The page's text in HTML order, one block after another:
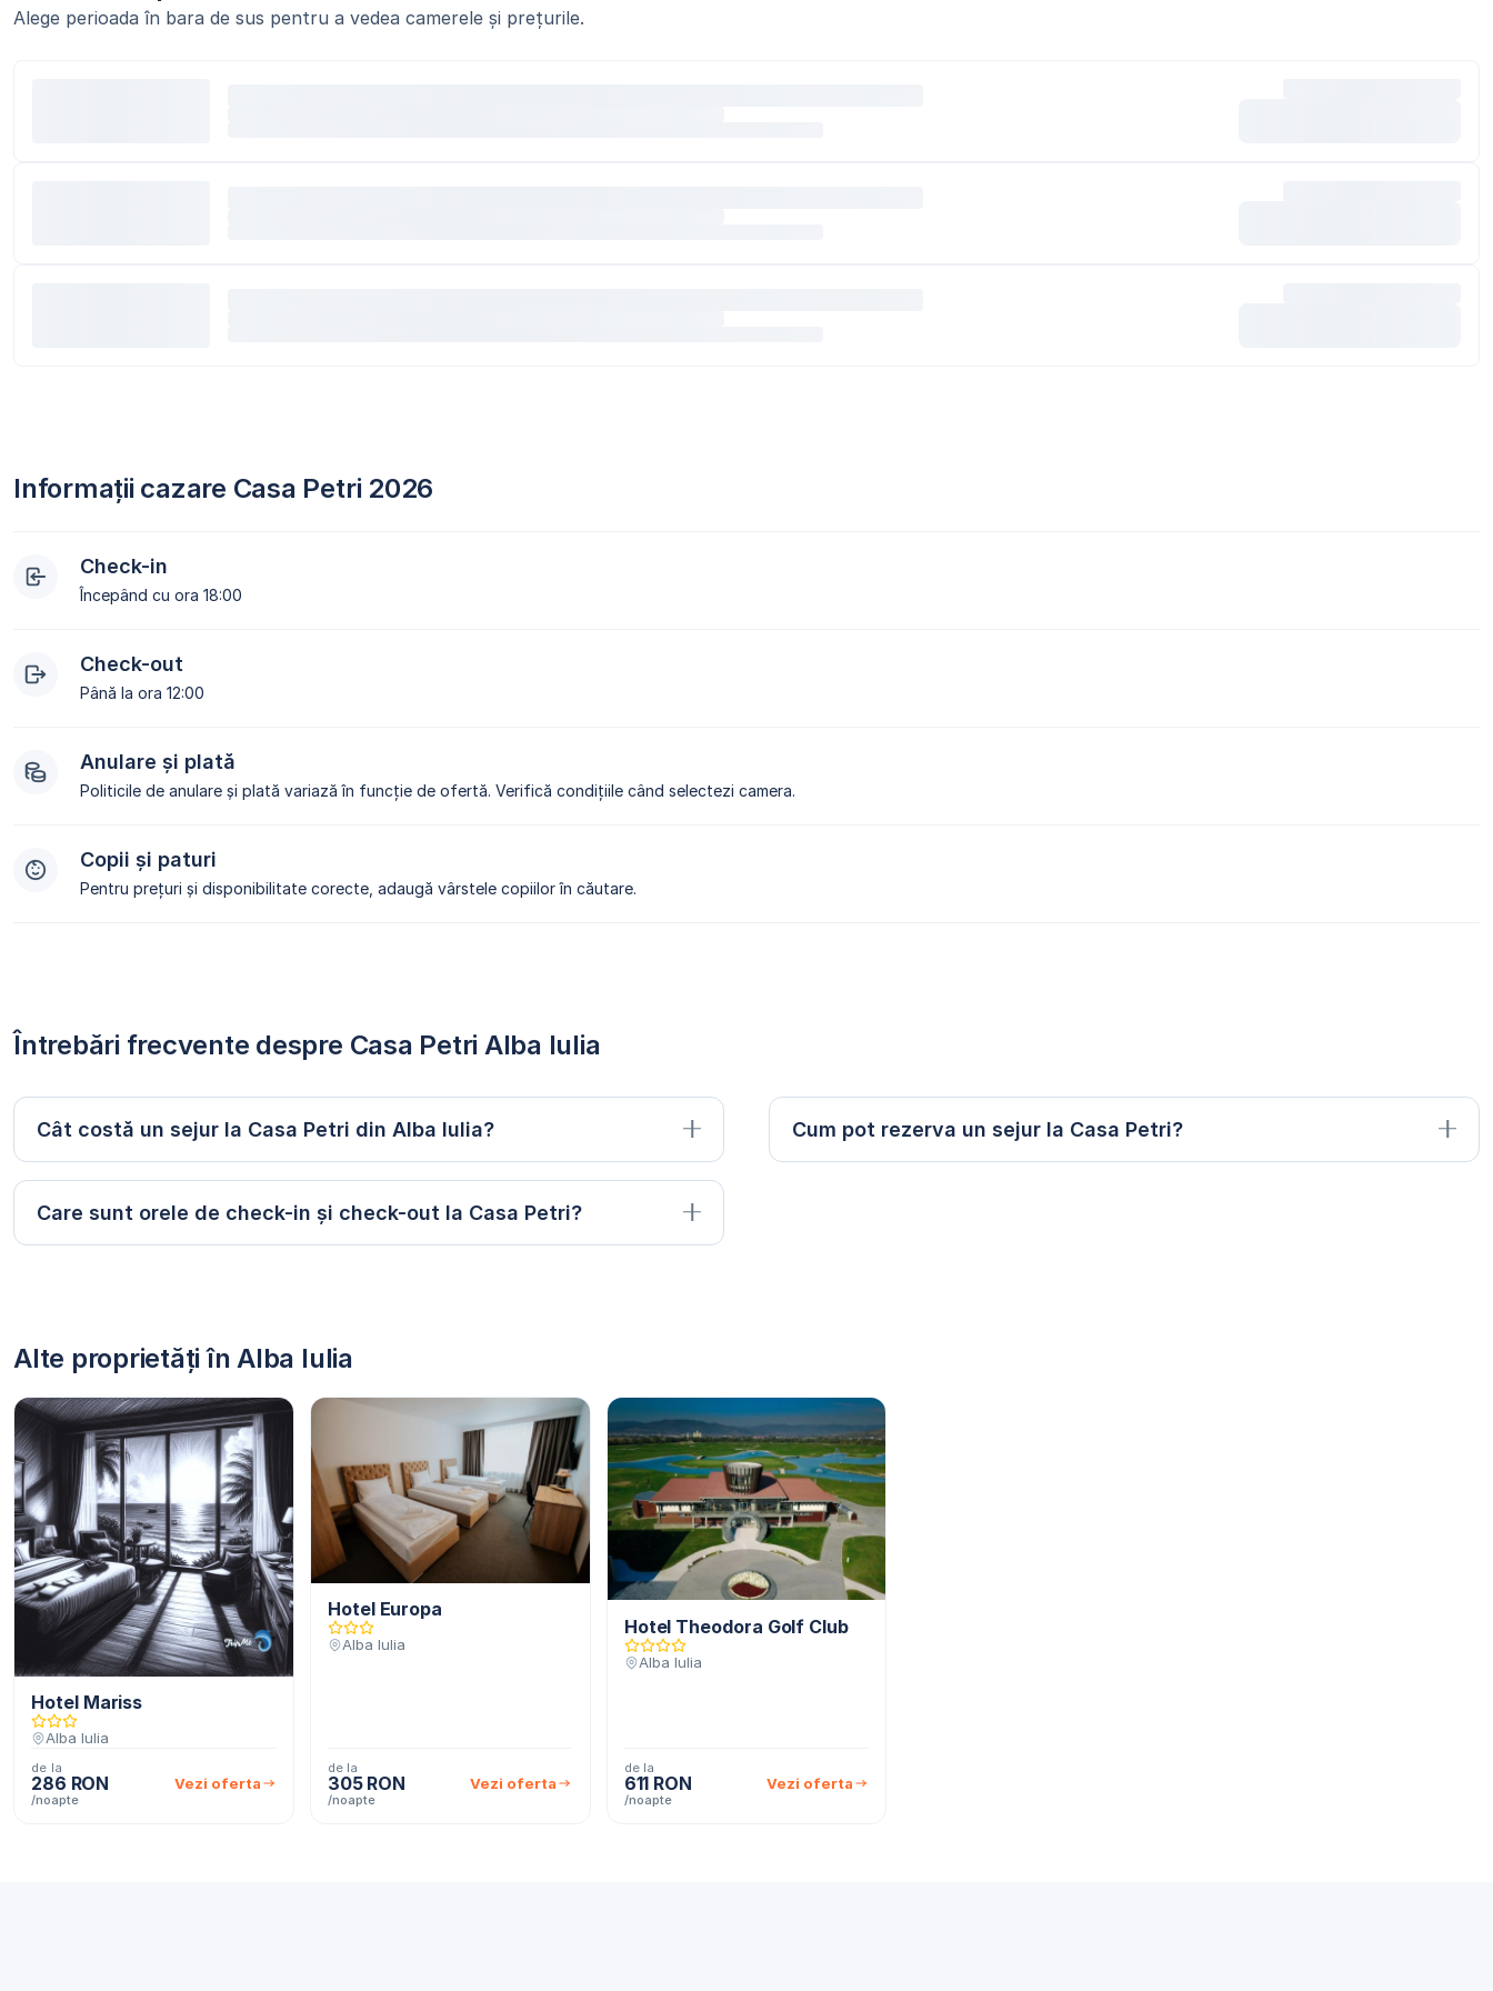
Alege perioada în bara de sus pentru a vedea camerele și prețurile.
Informații cazare Casa Petri 2026
Check-in
Începând cu ora 18:00
Check-out
Până la ora 12:00
Anulare și plată
Politicile de anulare și plată variază în funcție de ofertă. Verifică condițiile când selectezi camera.
Copii și paturi
Pentru prețuri și disponibilitate corecte, adaugă vârstele copiilor în căutare.
Întrebări frecvente despre Casa Petri Alba Iulia
Cât costă un sejur la Casa Petri din Alba Iulia?
Care sunt orele de check-in și check-out la Casa Petri?
Cum pot rezerva un sejur la Casa Petri?
Alte proprietăți în Alba Iulia
Hotel Mariss
Alba Iulia
de la
286 RON
/noapte
Vezi oferta
Hotel Europa
Alba Iulia
de la
305 RON
/noapte
Vezi oferta
Hotel Theodora Golf Club
Alba Iulia
de la
611 RON
/noapte
Vezi oferta